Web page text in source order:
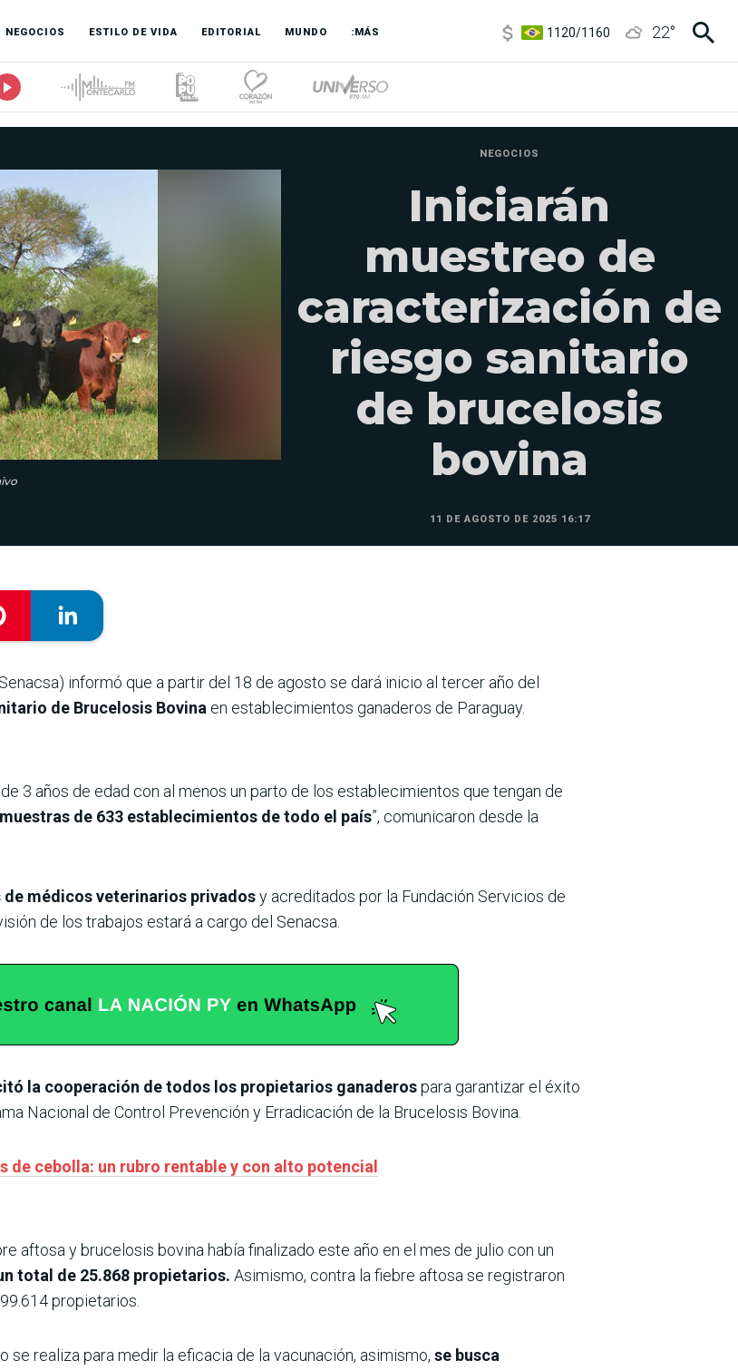
NEGOCIOS ESTILO DE VIDA EDITORIAL MUNDO :MÁS
3,6/3,9
22°
NEGOCIOS
Iniciarán
muestreo de
caracterización de
riesgo sanitario
de brucelosis
bovina
11 DE AGOSTO DE 2025 16:17
informó que a partir del 18 de agosto se dará inicio al tercer año del
de Brucelosis Bovina en establecimientos ganaderos de Paraguay.
3 años de edad con al menos un parto de los establecimientos que tengan de
de 633 establecimientos de todo el país”, comunicaron desde la
médicos veterinarios privadosy acreditados por la Fundación Servicios de
de los trabajos estará a cargo del Senacsa.
la cooperación de todos los propietarios ganaderospara garantizar el éxito
Nacional de Control Prevención y Erradicación de la Brucelosis Bovina.
de cebolla: un rubro rentable y con alto potencial
aftosa y brucelosis bovina había finalizado este año en el mes de julio con un
total de 25.868 propietarios. Asimismo, contra la fiebre aftosa se registraron
propietarios.
realiza para medir la eficacia de la vacunación, asimismo, se busca